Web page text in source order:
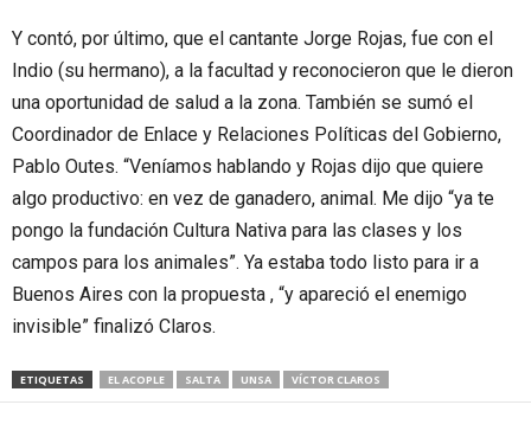
Y contó, por último, que el cantante Jorge Rojas, fue con el
Indio (su hermano), a la facultad y reconocieron que le dieron
una oportunidad de salud a la zona. También se sumó el
Coordinador de Enlace y Relaciones Políticas del Gobierno,
Pablo Outes. “Veníamos hablando y Rojas dijo que quiere
algo productivo: en vez de ganadero, animal. Me dijo “ya te
pongo la fundación Cultura Nativa para las clases y los
campos para los animales”. Ya estaba todo listo para ir a
Buenos Aires con la propuesta , “y apareció el enemigo
invisible” finalizó Claros.
ETIQUETAS EL ACOPLE SALTA UNSA VÍCTOR CLAROS